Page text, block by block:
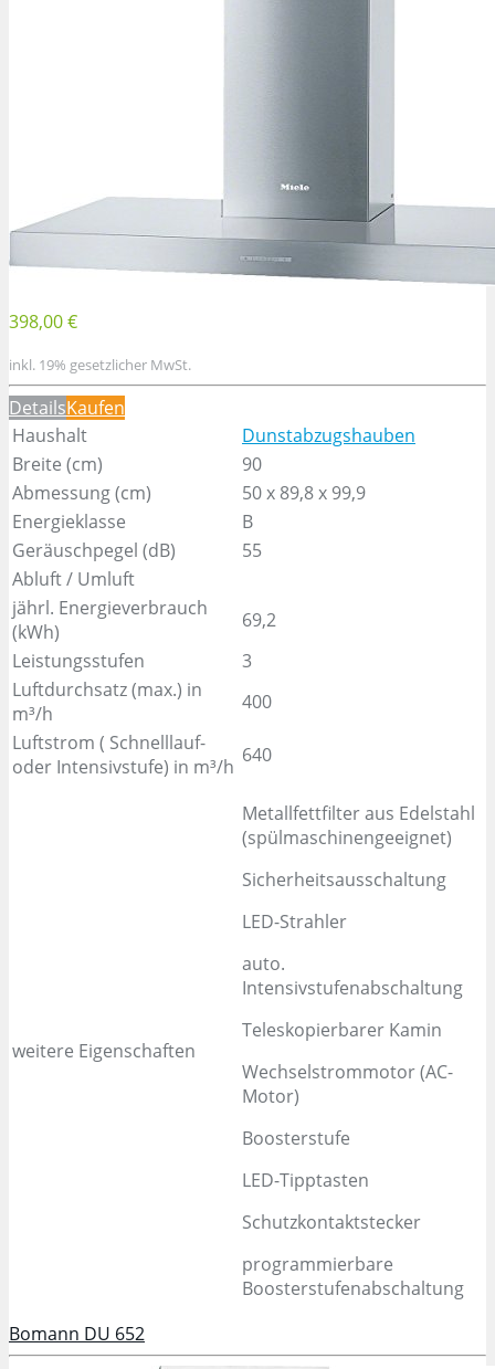
398,00 €
inkl. 19% gesetzlicher MwSt.
DetailsKaufen
Haushalt
Dunstabzugshauben
Breite (cm)
90
Abmessung (cm)
50 x 89,8 x 99,9
Energieklasse
B
Geräuschpegel (dB)
55
Abluft / Umluft
jährl. Energieverbrauch
(kWh)
69,2
Leistungsstufen
3
Luftdurchsatz (max.) in
m³/h
400
Luftstrom ( Schnelllauf-
oder Intensivstufe) in m³/h 640
weitere Eigenschaften
Metallfettfilter aus Edelstahl
(spülmaschinengeeignet)
Sicherheitsausschaltung
LED-Strahler
auto.
Intensivstufenabschaltung
Teleskopierbarer Kamin
Wechselstrommotor (AC-
Motor)
Boosterstufe
LED-Tipptasten
Schutzkontaktstecker
programmierbare
Boosterstufenabschaltung
Bomann DU 652